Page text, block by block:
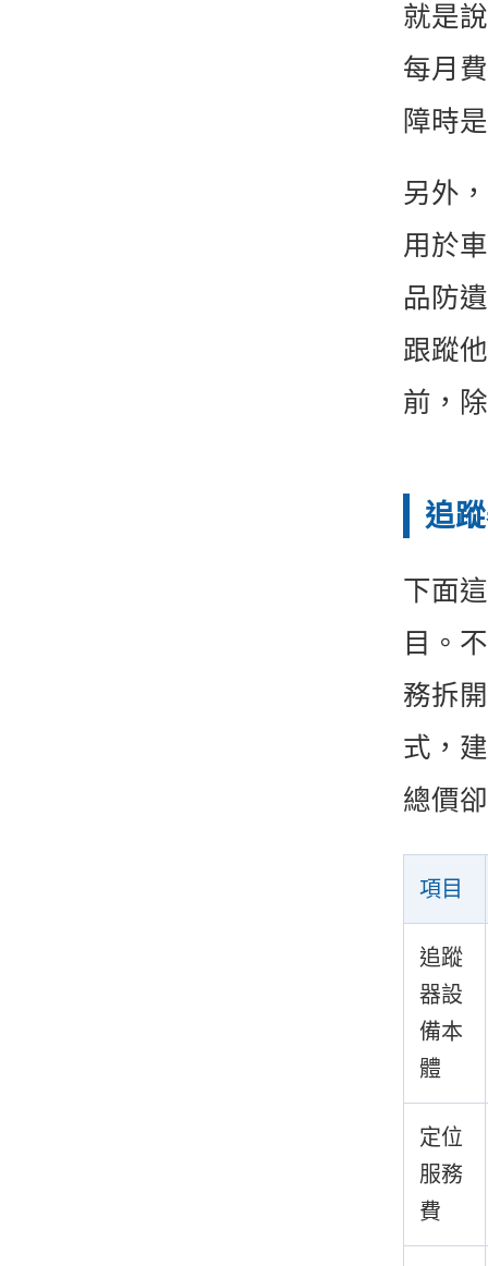
就是
每月
障時
另外
用於
品防
跟蹤
前，
追
下面
目。
務拆
式，
總價
項目
追蹤
器設
備本
體
定位
服務
費